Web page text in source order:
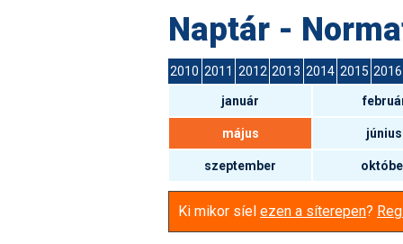
Naptár -
2010 2011 2012 2013 2014 2015 2016
január
május június
szeptember
Ki mikor síel ezen a síterepen?